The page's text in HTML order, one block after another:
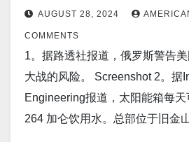
的南海前哨基地的补给任务。
路透社报道，路透调查显示，中
下跌速度将快于此前预测。北京
房地产行业触底。 Screenshot
沃尔沃最便宜的电动汽车正在席
在 7 月份欧洲新车注册量增长中
TheCoolDown 报道，三星宣布
术，续航里程达 600 英里：“有潜
场”。 Screenshot 8。据马尼拉
统小费迪南德·马科斯办公室表示
周五签署防务合作协议，这是长
动的两个国家迈出的重要一步。
息。 Screenshot 3。据The
斗机。苏联设计的 Su-25 被北约
茨克的克拉马托尔斯克上空向乌
落。 Screenshot 4。据The
持乌克兰在俄罗斯使用“风暴之影
AUGUST 28, 2024
COMMENTS
1。据路透社报道，俄罗斯警告
大战的风险。 Screenshot 2。据
Engineering报道，太阳能箱每天
264 加仑饮用水。总部位于旧金